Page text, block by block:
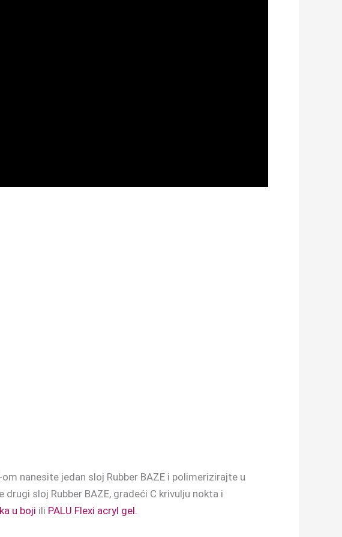
om nanesite jedan sloj Rubber BAZE i polimerizirajte u
sloj Rubber BAZE, gradeći C krivulju nokta i
u boji ili PALU Flexi acryl gel.